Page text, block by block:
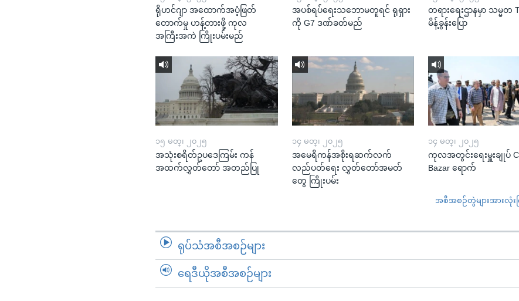
ရိုဟင်ဂျာ အထောက်အပံ့ဖြတ်
တောက်မှု ဟန့်တားဖို့ ကုလ
အကြီးအကဲ ကြိုးပမ်းမည်
အပစ်ရပ်ရေးသဘောမတူရင် ရုရှား
ကို G7 ဒဏ်ခတ်မည်
တရားရေးဌာနမှာ သမ္မတ
မိန့်ခွန်းပြော
၁၅ မတ္၊ ၂၀၂၅
အသုံးစရိတ်ဥပဒေကြမ်း ကန်
အထက်လွှတ်တော် အတည်ပြု
၁၄ မတ္၊ ၂၀၂၅
အမေရိကန်အစိုးရဆက်လက်
လည်ပတ်ရေး လွှတ်တော်အမတ်
တွေ ကြိုးပမ်း
၁၄ မတ္၊ ၂၀၂၅
ကုလအတွင်းရေးမှူးချုပ်
Bazar ရောက်
အစီအစဉ်တွဲများအားလုံ
ရုပ်သံအစီအစဉ်များ
ရေဒီယိုအစီအစဉ်များ